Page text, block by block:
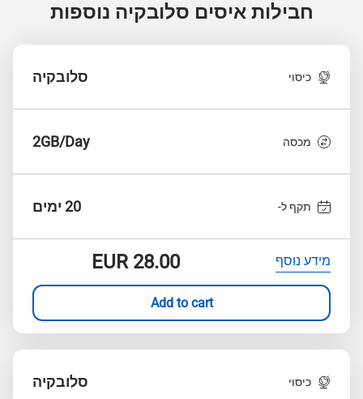
חבילות איסים סלובקיה נוספות
כיסוי סלובקיה
מכסה 2GB/Day
תקף ל- 20 ימים
מידע נוסף EUR28.00
Add to cart
כיסוי סלובקיה